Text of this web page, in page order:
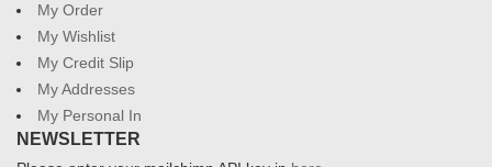
My Order
My Wishlist
My Credit Slip
My Addresses
My Personal In
NEWSLETTER